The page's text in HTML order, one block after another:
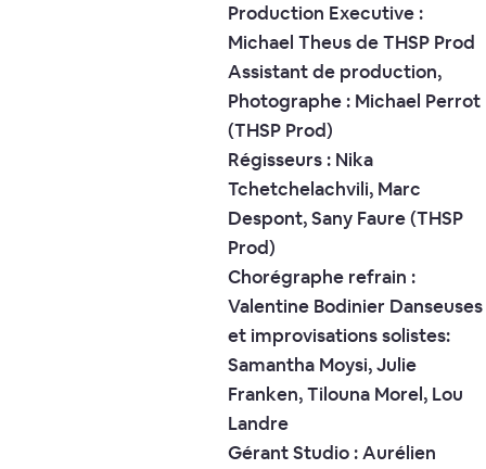
Production Executive :
Michael Theus de THSP Prod
Assistant de production,
Photographe : Michael Perrot
(THSP Prod)
Régisseurs : Nika
Tchetchelachvili, Marc
Despont, Sany Faure (THSP
Prod)
Chorégraphe refrain :
Valentine Bodinier Danseuses
et improvisations solistes:
Samantha Moysi, Julie
Franken, Tilouna Morel, Lou
Landre
Gérant Studio : Aurélien